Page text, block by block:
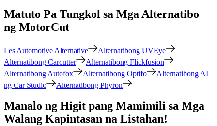
Matuto Pa Tungkol sa Mga Alternatibo
ng MotorCut
Les Automotive Alternative
Alternatibong UVEye
Alternatibong Carcutter
Alternatibong Flickfusion
Alternatibong Autofox
Alternatibong Optifo
Alternatibong AI
ng Car Studio
Alternatibong Phyron
Manalo ng Higit pang Mamimili sa Mga
Walang Kapintasan na Listahan!